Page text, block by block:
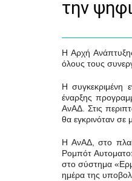
την
Η Αρχή
όλους τους
Η συγκεκριμένη
έναρξης
ΑνΑΔ. Στις
θα εγκρινόταν σε
Η ΑνΑΔ,στο
Ρομπότ
στο σύστημα
ημέρα της